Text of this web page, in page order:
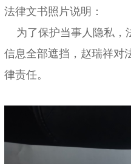
法律文书照片说明：
为了保护当事人隐私，
信息全部遮挡，赵瑞祥对
律责任。